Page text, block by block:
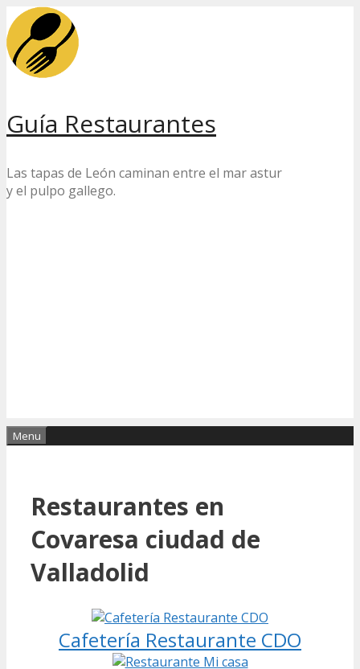
Skip
to
content
Guía Restaurantes
Las tapas de León caminan entre el mar astur
y el pulpo gallego.
Menu
Restaurantes en
Covaresa ciudad de
Valladolid
Cafetería Restaurante CDO